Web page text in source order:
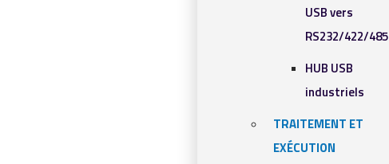
USB vers
RS232/422/485
HUB USB
industriels
TRAITEMENT ET
EXÉCUTION